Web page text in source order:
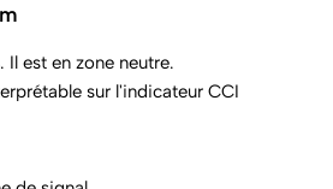
Il est en zone neutre.
sur l'indicateur CCI